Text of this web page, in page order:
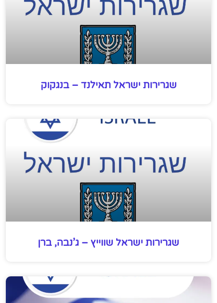
שגרירות ישראל תאילנד – בנגקוק
שגרירות ישראל שווייץ – ג’נבה, ברן